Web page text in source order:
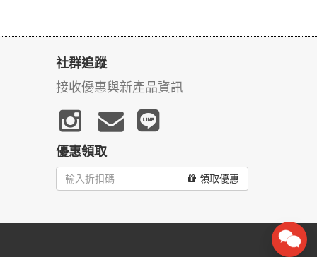
社群追蹤
接收優惠與新產品資訊
優惠領取
領取優惠